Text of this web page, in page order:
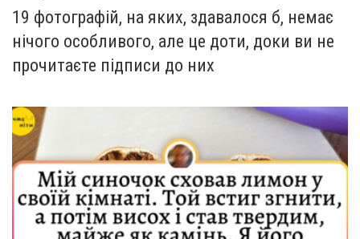
19 фотографій, на яких, здавалося б, немає
нічого особливого, але це доти, доки ви не
прочитаєте підписи до них